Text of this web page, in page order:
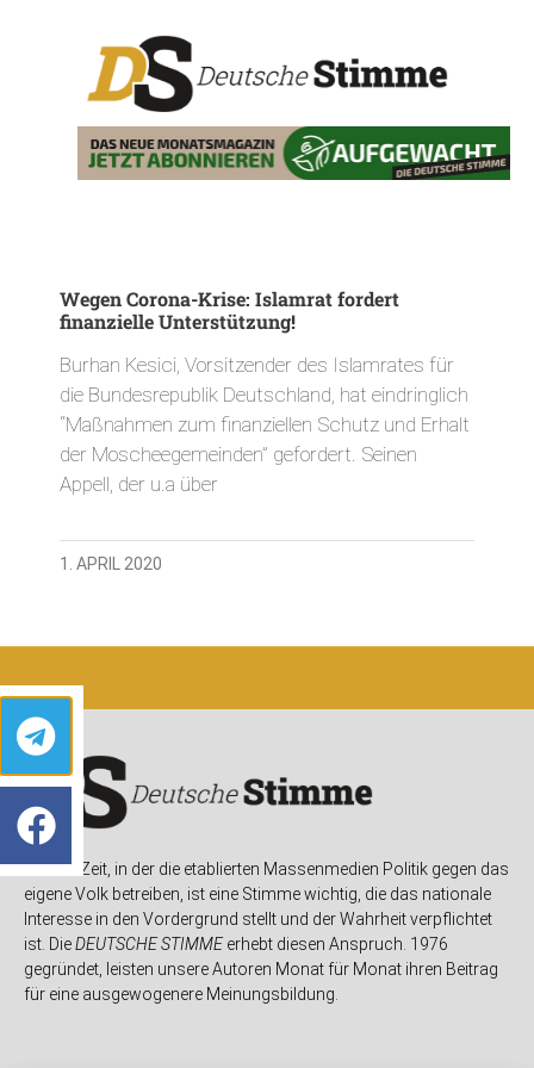
Wegen Corona-Krise: Islamrat fordert
finanzielle Unterstützung!
Burhan Kesici, Vorsitzender des Islamrates für
die Bundesrepublik Deutschland, hat eindringlich
“Maßnahmen zum finanziellen Schutz und Erhalt
der Moscheegemeinden” gefordert. Seinen
Appell, der u.a über
1. APRIL 2020
In einer Zeit, in der die etablierten Massenmedien Politik gegen das
eigene Volk betreiben, ist eine Stimme wichtig, die das nationale
Interesse in den Vordergrund stellt und der Wahrheit verpflichtet
ist. DieDEUTSCHE STIMMEerhebt diesen Anspruch. 1976
gegründet, leisten unsere Autoren Monat für Monat ihren Beitrag
für eine ausgewogenere Meinungsbildung.